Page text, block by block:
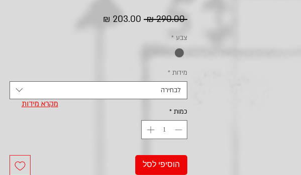
‏290.00 ‏₪
מחיר
צבע *
מידות *
לבחירה
כמות *
הוסיפי לסל
מקרא מידות